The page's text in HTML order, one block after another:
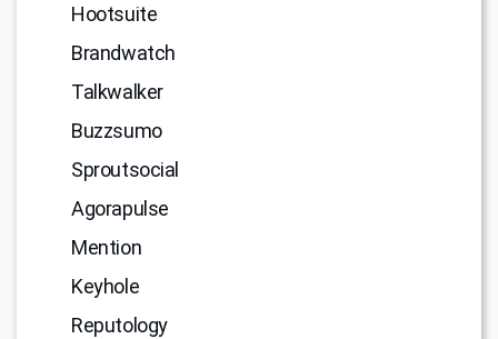
Hootsuite
Brandwatch
Talkwalker
Buzzsumo
Sproutsocial
Agorapulse
Mention
Keyhole
Reputology